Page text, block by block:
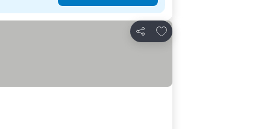
Partager
Ajouter à mes favoris